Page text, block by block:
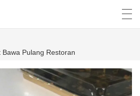
Pulang Restoran